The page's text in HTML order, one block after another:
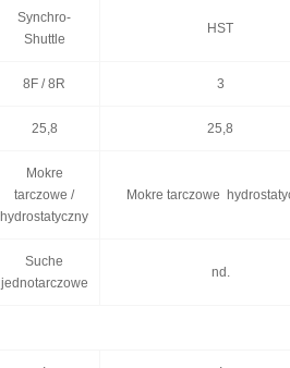
Synchro-
Shuttle
HST
8F / 8R 3
25,8 25,8
Mokre
tarczowe /
hydrostatyczny
Mokre tarczowe
Suche
jednotarczowe
nd.